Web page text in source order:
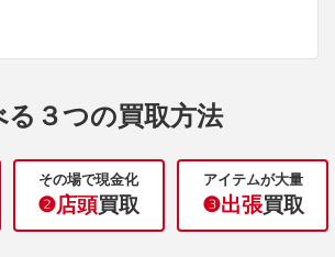
る３つの買取方法
その場で現金化
❷店頭買取
アイテムが大量
❸出張買取